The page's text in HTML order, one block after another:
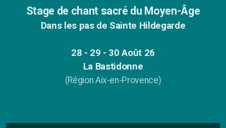
Stage de chant sacré du Moyen-Âge
Dans les pas de Sainte Hildegarde
28 - 29 - 30 Août 26
La Bastidonne
(Région Aix-en-Provence)